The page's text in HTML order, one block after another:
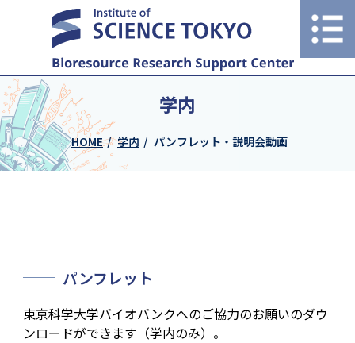
学内
HOME 学内 パンフレット・説明会動画
パンフレット
東京科学大学バイオバンクへのご協力のお願いのダウ
ンロードができます（学内のみ）。